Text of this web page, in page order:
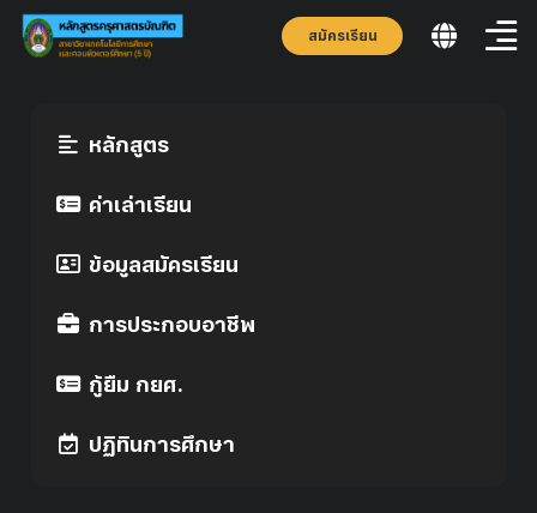
สมัครเรียน
หลักสูตร
ค่าเล่าเรียน
ข้อมูลสมัครเรียน
การประกอบอาชีพ
กู้ยืม กยศ.
ปฏิทินการศึกษา